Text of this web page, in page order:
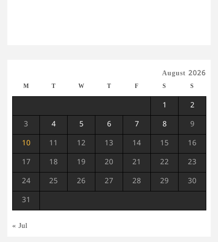
August 2026
M T W T F S S
1 2
3 4 5 6 7 8 9
10 11 12 13 14 15 16
17 18 19 20 21 22 23
24 25 26 27 28 29 30
31
« Jul